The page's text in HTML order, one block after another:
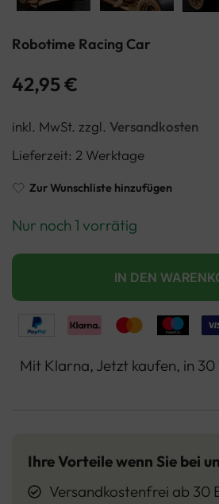
Robotime Racing Car
42,95€
inkl. MwSt. zzgl. Versandkosten
Lieferzeit: 2 Werktage
Zur Wunschliste hinzufügen
Nur noch 1 vorrätig
IN DEN
Mit Klarna, Jetzt kaufen, in 30
Ihre Vorteile wenn Sie bei
Versandkostenfrei ab 30